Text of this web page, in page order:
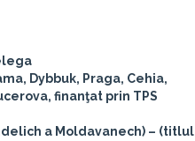
Dybbuk, Praga, Cehia,
finanţat prin TPS
a Moldavanech) – (titlul